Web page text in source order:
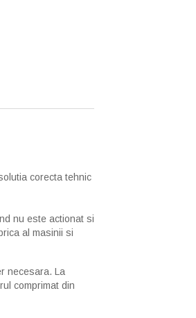
corecta tehnic
nu este actionat si
al masinii si
necesara. La
comprimat din